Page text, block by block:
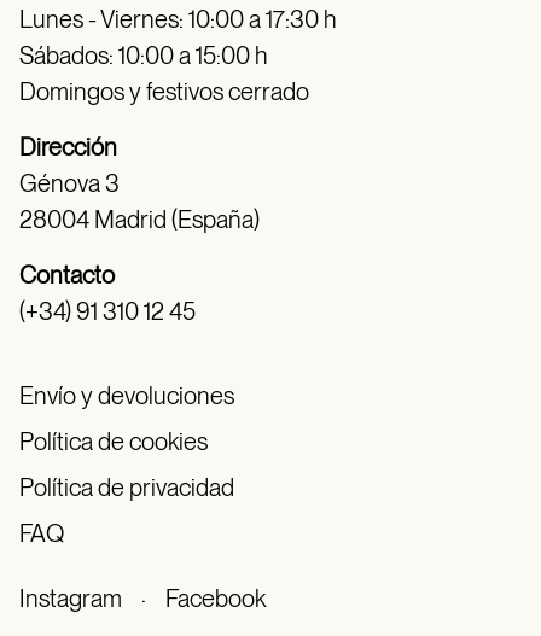
Lunes - Viernes: 10:00 a 17:30 h
Sábados: 10:00 a 15:00 h
Domingos y festivos cerrado
Dirección
Génova 3
28004 Madrid (España)
Contacto
(+34) 91 310 12 45
Envío y devoluciones
Política de cookies
Política de privacidad
FAQ
Instagram · Facebook